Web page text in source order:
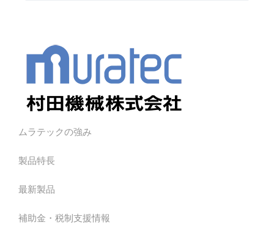
ムラテックの強み
製品特長
最新製品
補助金・税制支援情報